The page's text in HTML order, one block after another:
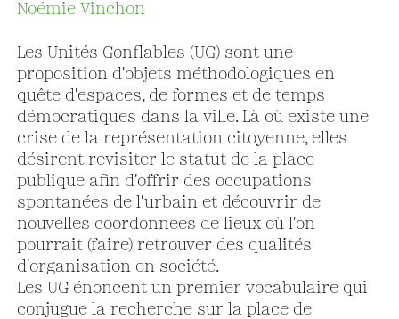
Noémie Vinchon
Les Unités Gonflables (UG) sont une
proposition d'objets méthodologiques en
quête d'espaces, de formes et de temps
démocratiques dans la ville. Là où existe une
crise de la représentation citoyenne, elles
désirent revisiter le statut de la place
publique afin d'offrir des occupations
spontanées de l'urbain et découvrir de
nouvelles coordonnées de lieux où l'on
pourrait (faire) retrouver des qualités
d'organisation en société.
Les UG énoncent un premier vocabulaire qui
conjugue la recherche sur la place de